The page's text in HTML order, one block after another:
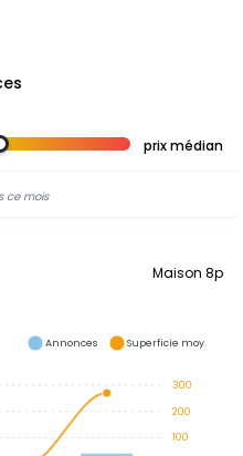
prix médian
ce mois
Maison 8p
300
200
100
Annonces Superficie moy.